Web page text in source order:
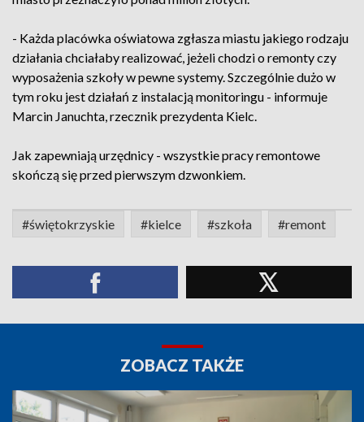
- Każda placówka oświatowa zgłasza miastu jakiego rodzaju
działania chciałaby realizować, jeżeli chodzi o remonty czy
wyposażenia szkoły w pewne systemy. Szczególnie dużo w
tym roku jest działań z instalacją monitoringu - informuje
Marcin Januchta, rzecznik prezydenta Kielc.
Jak zapewniają urzędnicy - wszystkie pracy remontowe
skończą się przed pierwszym dzwonkiem.
#świętokrzyskie #kielce #szkoła #remont
ZOBACZ TAKŻE